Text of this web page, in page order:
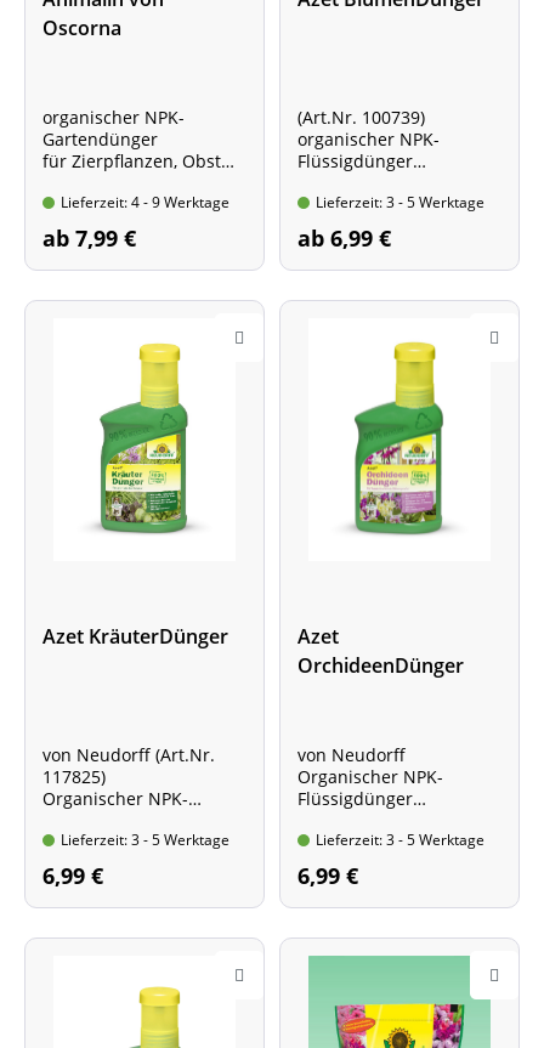
Oscorna
organischer NPK-
Gartendünger
für Zierpflanzen, Obst
* verschiedene
Packungsgrößen *
Lieferzeit: 4 - 9 Werktage
ab 7,99 €
(Art.Nr. 100739)
organischer NPK-
Flüssigdünger
fördert
die Blütenausbildung
Flasche mit 1 l Inhalt
Lieferzeit: 3 - 5 Werktage
ab 6,99 €
Azet KräuterDünger
von Neudorff (Art.Nr.
117825)
Organischer NPK-
für vitale und würzige
Kräuter
Flasche mit 250 ml Inhalt
Lieferzeit: 3 - 5 Werktage
6,99 €
Azet
OrchideenDünger
von Neudorff
Organischer NPK-
Flüssigdünger
Blütenpracht
Flasche mit 250 ml Inhalt
Lieferzeit: 3 - 5 Werktage
6,99 €